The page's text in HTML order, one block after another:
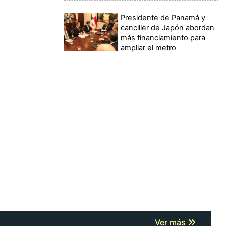
Presidente de Panamá y
canciller de Japón abordan
más financiamiento para
ampliar el metro
Ver más